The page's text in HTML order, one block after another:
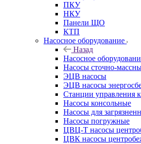
ПКУ
НКУ
Панели ЩО
КТП
Насосное оборудование
Назад
Насосное
Насосы сточно-
ЭЦВ насосы
ЭЦВ насосы
Станции управления
Насосы консольные
Насосы для
Насосы погружные
ЦВЦ-Т насосы
ЦВК насосы